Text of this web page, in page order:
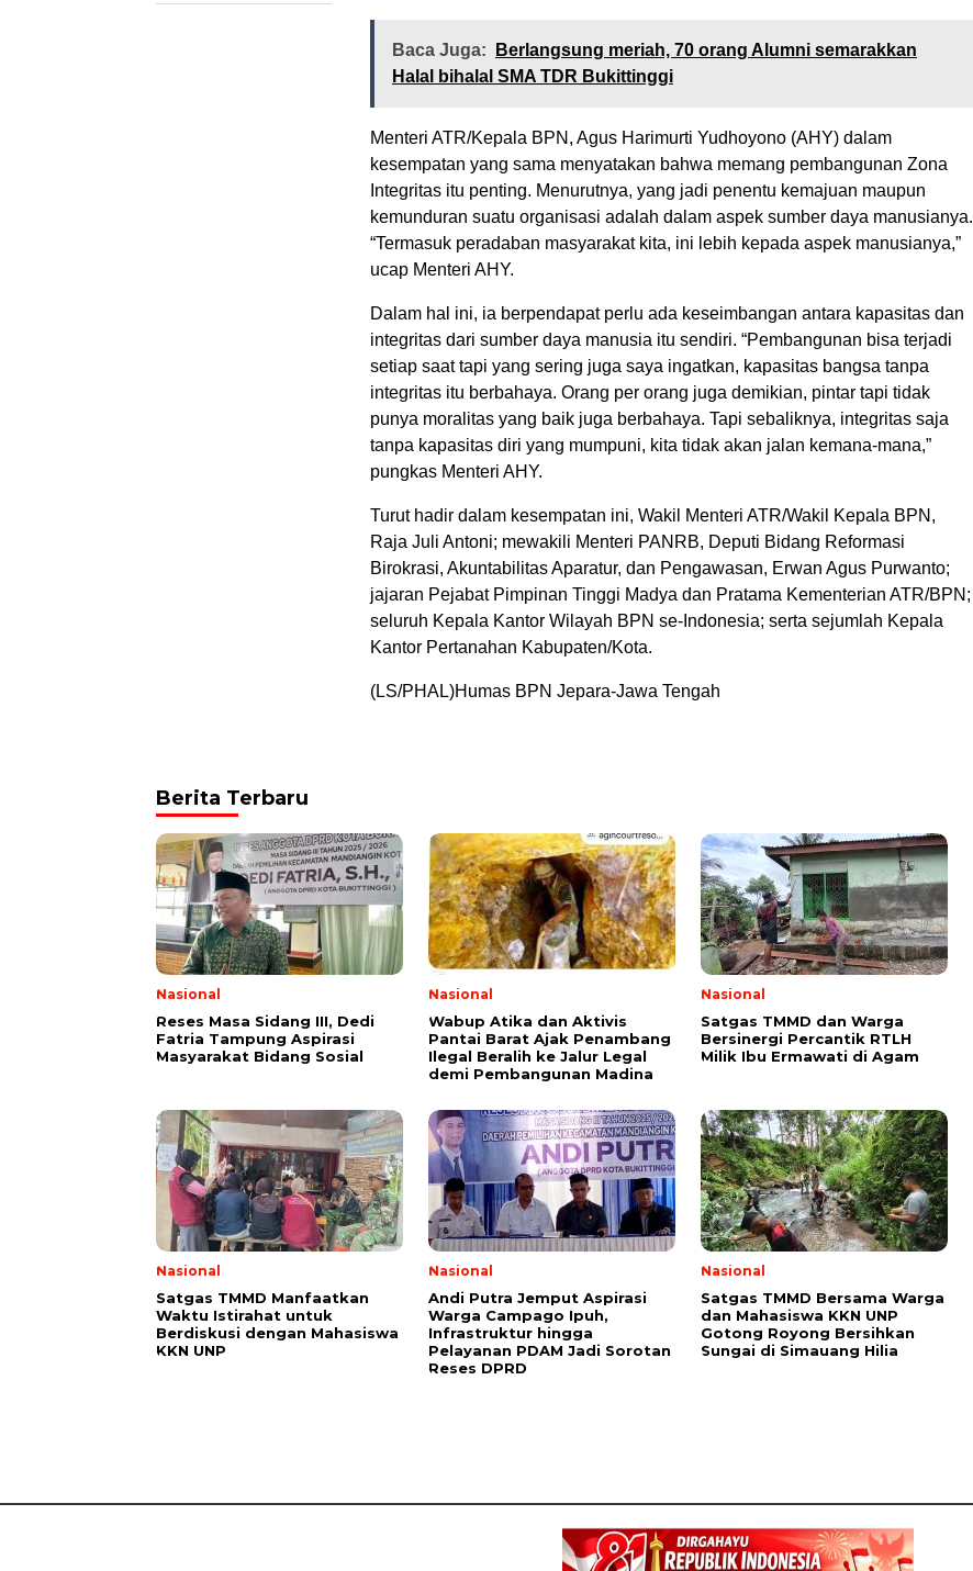
Baca Juga:
Berlangsung meriah, 70 orang Alumni semarakkan
Halal bihalal SMA TDR Bukittinggi
Menteri ATR/Kepala BPN, Agus Harimurti Yudhoyono (AHY) dalam
kesempatan yang sama menyatakan bahwa memang pembangunan Zona
Integritas itu penting. Menurutnya, yang jadi penentu kemajuan maupun
kemunduran suatu organisasi adalah dalam aspek sumber daya manusianya.
“Termasuk peradaban masyarakat kita, ini lebih kepada aspek manusianya,”
ucap Menteri AHY.
Dalam hal ini, ia berpendapat perlu ada keseimbangan antara kapasitas dan
integritas dari sumber daya manusia itu sendiri. “Pembangunan bisa terjadi
setiap saat tapi yang sering juga saya ingatkan, kapasitas bangsa tanpa
integritas itu berbahaya. Orang per orang juga demikian, pintar tapi tidak
punya moralitas yang baik juga berbahaya. Tapi sebaliknya, integritas saja
tanpa kapasitas diri yang mumpuni, kita tidak akan jalan kemana-mana,”
pungkas Menteri AHY.
Turut hadir dalam kesempatan ini, Wakil Menteri ATR/Wakil Kepala BPN,
Raja Juli Antoni; mewakili Menteri PANRB, Deputi Bidang Reformasi
Birokrasi, Akuntabilitas Aparatur, dan Pengawasan, Erwan Agus Purwanto;
jajaran Pejabat Pimpinan Tinggi Madya dan Pratama Kementerian ATR/BPN;
seluruh Kepala Kantor Wilayah BPN se-Indonesia; serta sejumlah Kepala
Kantor Pertanahan Kabupaten/Kota.
(LS/PHAL)Humas BPN Jepara-Jawa Tengah
Berita Terbaru
Nasional
Reses Masa Sidang III, Dedi
Fatria Tampung Aspirasi
Masyarakat Bidang Sosial
Nasional
Wabup Atika dan Aktivis
Pantai Barat Ajak Penambang
Ilegal Beralih ke Jalur Legal
demi Pembangunan Madina
Nasional
Satgas TMMD dan Warga
Bersinergi Percantik RTLH
Milik Ibu Ermawati di Agam
Nasional
Satgas TMMD Manfaatkan
Waktu Istirahat untuk
Berdiskusi dengan Mahasiswa
KKN UNP
Nasional
Andi Putra Jemput Aspirasi
Warga Campago Ipuh,
Infrastruktur hingga
Pelayanan PDAM Jadi Sorotan
Reses DPRD
Nasional
Satgas TMMD Bersama Warga
dan Mahasiswa KKN UNP
Gotong Royong Bersihkan
Sungai di Simauang Hilia